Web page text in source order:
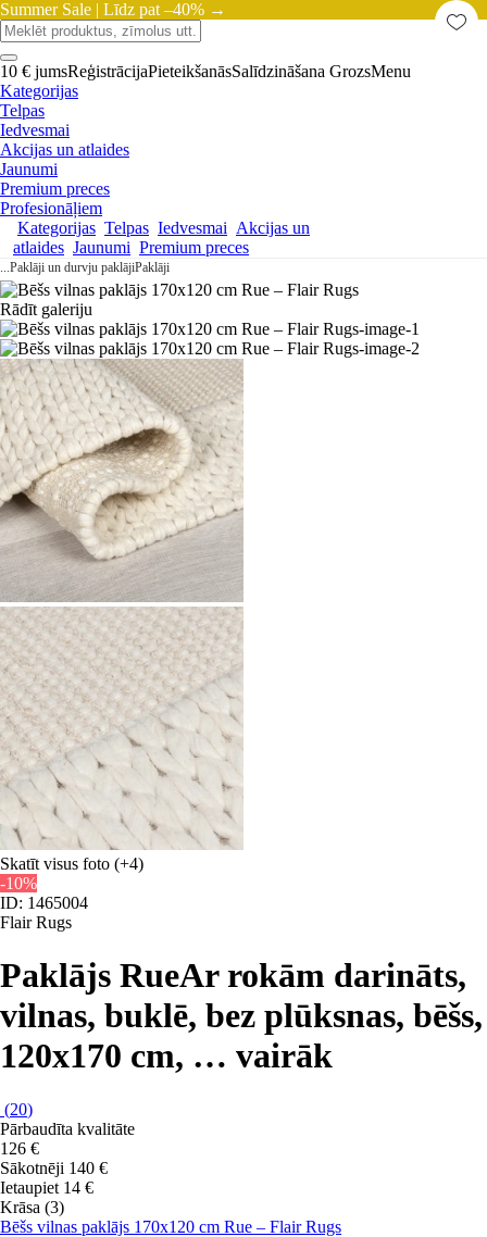
Summer Sale | Līdz pat –40% →
10 € jumsReģistrācijaPieteikšanāsSalīdzināšana GrozsMenu
Kategorijas
Telpas
Iedvesmai
Akcijas un atlaides
Jaunumi
Premium preces
Profesionāļiem
Kategorijas Telpas Iedvesmai Akcijas un
atlaides Jaunumi Premium preces
...Paklāji un durvju paklājiPaklāji
Rādīt galeriju
Skatīt visus foto (+4)
-10%
ID: 1465004
Flair Rugs
Paklājs RueAr rokām darināts,
vilnas, buklē, bez plūksnas, bēšs,
120x170 cm, … vairāk
(20)
Pārbaudīta kvalitāte
126 €
Sākotnēji 140 €
Ietaupiet 14 €
Krāsa (3)
Bēšs vilnas paklājs 170x120 cm Rue – Flair Rugs